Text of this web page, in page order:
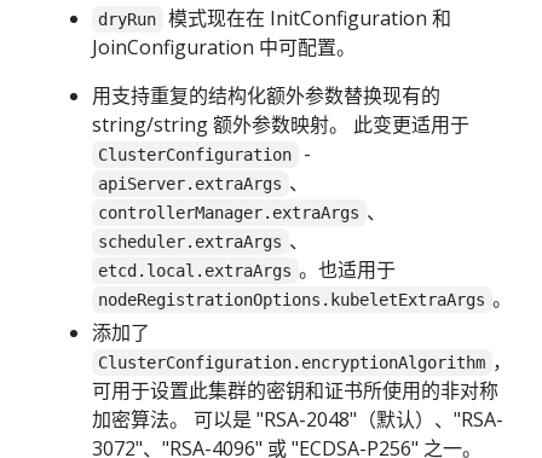
dryRun
模式现在在 InitConfiguration 和
JoinConfiguration 中可配置。
用支持重复的结构化额外参数替换现有的
string/string 额外参数映射。 此变更适用于
ClusterConfiguration -
apiServer.extraArgs 、
controllerManager.extraArgs 、
scheduler.extraArgs 、
etcd.local.extraArgs 。也适用于
nodeRegistrationOptions.kubeletExtraArgs 。
添加了
ClusterConfiguration.encryptionAlgorithm ，
可用于设置此集群的密钥和证书所使用的非对称
加密算法。 可以是 "RSA-2048"（默认）、"RSA-
3072"、"RSA-4096" 或 "ECDSA-P256" 之一。